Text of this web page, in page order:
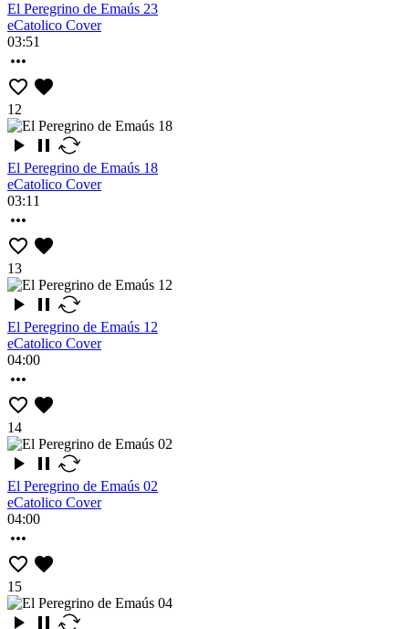
El Peregrino de Emaús 23
eCatolico Cover
03:51
12
El Peregrino de Emaús 18
eCatolico Cover
03:11
13
El Peregrino de Emaús 12
eCatolico Cover
04:00
14
El Peregrino de Emaús 02
eCatolico Cover
04:00
15